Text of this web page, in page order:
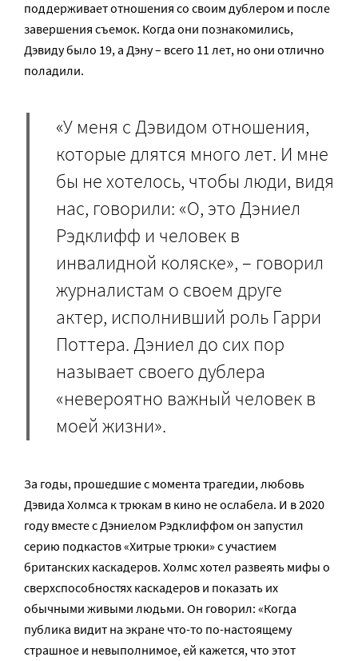
поддерживает отношения со своим дублером и после
завершения съемок. Когда они познакомились,
Дэвиду было 19, а Дэну – всего 11 лет, но они отлично
поладили.
«У меня с Дэвидом отношения,
которые длятся много лет. И мне
бы не хотелось, чтобы люди, видя
нас, говорили: «О, это Дэниел
Рэдклифф и человек в
инвалидной коляске», – говорил
журналистам о своем друге
актер, исполнивший роль Гарри
Поттера. Дэниел до сих пор
называет своего дублера
«невероятно важный человек в
моей жизни».
За годы, прошедшие с момента трагедии, любовь
Дэвида Холмса к трюкам в кино не ослабела. И в 2020
году вместе с Дэниелом Рэдклиффом он запустил
серию подкастов «Хитрые трюки» с участием
британских каскадеров. Холмс хотел развеять мифы о
сверхспособностях каскадеров и показать их
обычными живыми людьми. Он говорил: «Когда
публика видит на экране что-то по-настоящему
страшное и невыполнимое, ей кажется, что этот